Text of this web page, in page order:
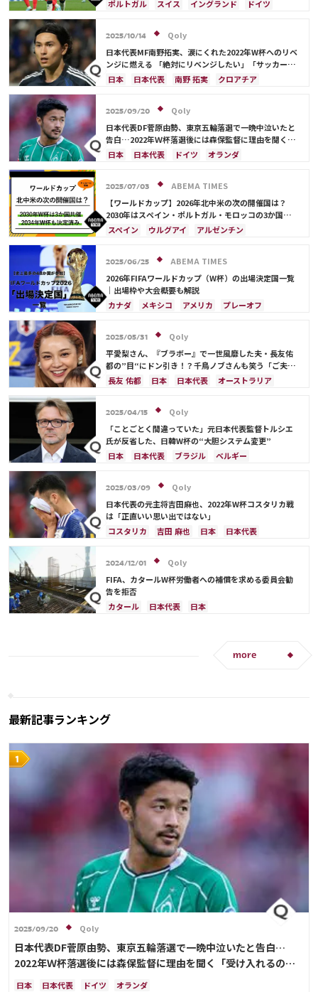
ポルトガル スイス イングランド
ドイツ
ブラジル
ウルグアイ
韓国
アメリカ 日本
C・ロナウド
ベルナルド・シウバ
ペペ
2025/10/14
Qoly
日本代表MF南野拓実、涙にくれた2022年W杯へのリベ
ンジに燃える 「絶対にリベンジしたい」「サッカー人
生をかけた戦い」
日本 日本代表 南野 拓実
クロアチア
谷 晃生
吉田 麻也 谷口 彰悟
2025/09/20
Qoly
日本代表DF菅原由勢、東京五輪落選で一晩中泣いたと
告白…2022年Ｗ杯落選後には森保監督に理由を聞く
「受け入れるのは難しかった」
日本 日本代表 ドイツ オランダ
2025/07/03
ABEMA TIMES
【ワールドカップ】2026年北中米の次の開催国は？
2030年はスペイン・ポルトガル・モロッコの3か国共
催！ ウルグアイ・アルゼンチン・パラグアイでも限定
スペイン ウルグアイ
アルゼンチン
サウジアラビア
メキシコ アメリカ
イングランド
日本 カナダ 韓国
セルビア
スイス
オーストラリア
2025/06/25
ABEMA TIMES
2026年FIFAワールドカップ（W杯）の出場決定国一覧
｜出場枠や大会概要も解説
カナダ
メキシコ アメリカ
プレーオフ
エクアドル
オーストラリア
2025/05/31
Qoly
平愛梨さん、『ブラボー』で一世風靡した夫・長友佑
都の”目“にドン引き！？千鳥ノブさんも笑う「ご夫人
から見ても…」
長友 佑都 日本 日本代表
オーストラリア
2025/04/15
Qoly
「ことごとく間違っていた」元日本代表監督トルシエ
氏が反省した、日韓W杯の“大胆システム変更”
日本
日本代表 ブラジル ベルギー
2025/03/09
Qoly
日本代表の元主将吉田麻也、2022年W杯コスタリカ戦
は「正直いい思い出ではない」
コスタリカ
吉田 麻也 日本
日本代表
2024/12/01
Qoly
FIFA、カタールW杯労働者への補償を求める委員会勧
告を拒否
カタール
日本代表 日本
more
最新記事ランキング
2025/09/20 Qoly
日本代表DF菅原由勢、東京五輪落選で一晩中泣いたと告白…
2022年Ｗ杯落選後には森保監督に理由を聞く「受け入れるのは
難しかった」
日本 日本代表 ドイツ オランダ